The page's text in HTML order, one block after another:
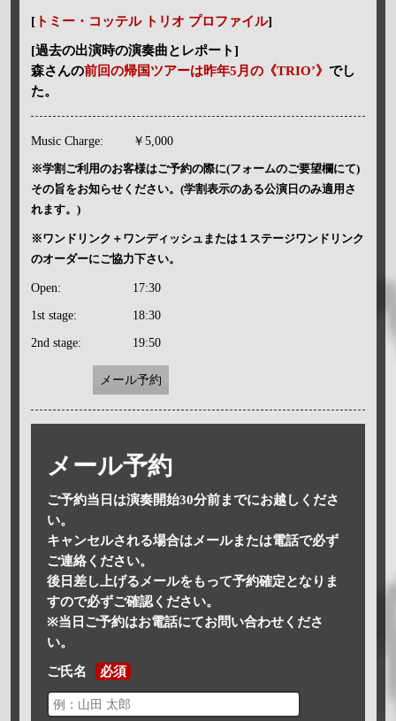
[トミー・コッテル トリオ プロファイル]
[過去の出演時の演奏曲とレポート]
森さんの前回の帰国ツアーは昨年5月の《TRIO’》 でし
た。
Music Charge: ￥5,000
※学割ご利用のお客様はご予約の際に(フォームのご要望欄にて)
その旨をお知らせください。(学割表示のある公演日のみ適用さ
れます。)
※ワンドリンク＋ワンディッシュまたは１ステージワンドリンク
のオーダーにご協力下さい。
Open: 17:30
1st stage: 18:30
2nd stage: 19:50
メール予約
メール予約
ご予約当日は演奏開始30分前までにお越しくださ
い。
キャンセルされる場合はメールまたは電話で必ず
ご連絡ください。
後日差し上げるメールをもって予約確定となりま
すので必ずご確認ください。
※当日ご予約はお電話にてお問い合わせくださ
い。
ご氏名 必須